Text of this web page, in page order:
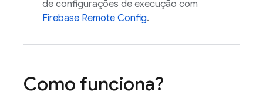
de configurações de execução com
Firebase Remote Config.
Como funciona?